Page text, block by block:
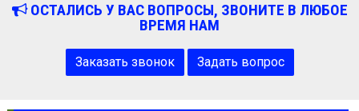
ОСТАЛИСЬ У ВАС ВОПРОСЫ, ЗВОНИТЕ В ЛЮБОЕ
ВРЕМЯ НАМ
Заказать звонок Задать вопрос